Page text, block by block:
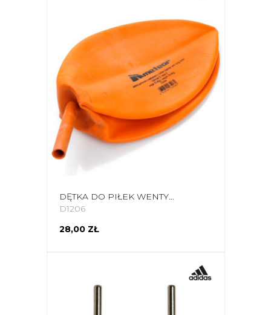
DĘTKA DO PIŁEK WENTYLOWA Z WĘŻYKIEM 5 70-80GR METEOR 23406
D1206
28,00 ZŁ